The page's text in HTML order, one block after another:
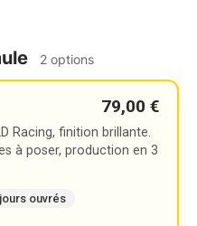
2 options
79,00 €
Racing, finition brillante.
à poser, production en 3
ouvrés